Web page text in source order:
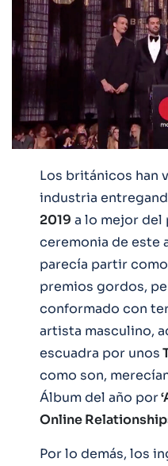
Los británicos han
industria
2019 a lo mejor del
ceremonia de este
parecía partir
premios gordos,
conformado con
artista masculino,
escuadra por unos
como son,
Álbum del año por
Online
Por lo demás, los